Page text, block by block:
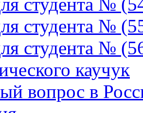
студента №
студента №
каучук
вопрос в